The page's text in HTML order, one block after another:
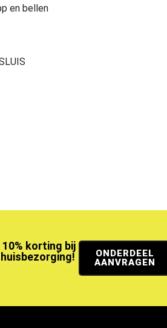
en bellen
korting bij
ONDERDEEL
AANVRAGEN